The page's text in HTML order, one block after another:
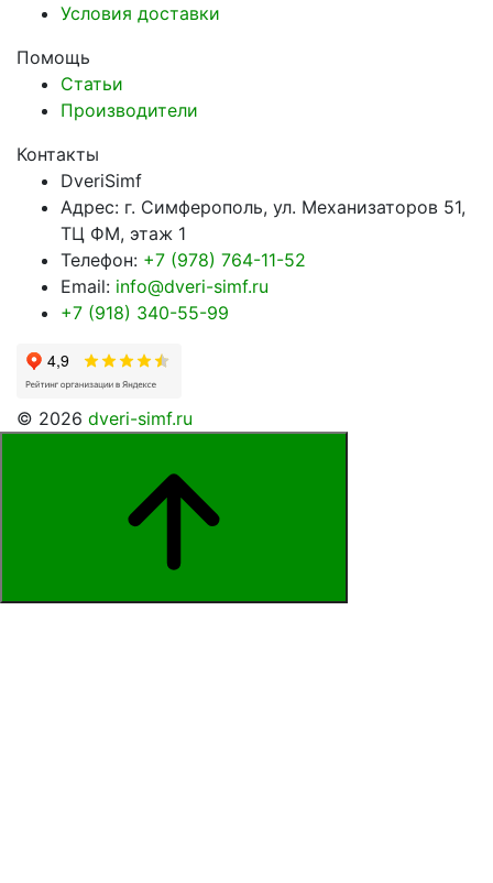
Условия доставки
Помощь
Статьи
Производители
Контакты
DveriSimf
Адрес: г. Симферополь, ул. Механизаторов 51,
ТЦ ФМ, этаж 1
Телефон: +7 (978) 764-11-52
Email: info@dveri-simf.ru
+7 (918) 340-55-99
© 2026 dveri-simf.ru